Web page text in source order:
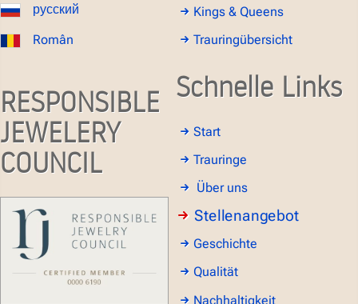
русский
Român
RESPONSIBLE
JEWELERY
COUNCIL
Kings & Queens
Trauringübersicht
Schnelle Links
Start
Trauringe
Über uns
Stellenangebot
Geschichte
Qualität
Nachhaltigkeit